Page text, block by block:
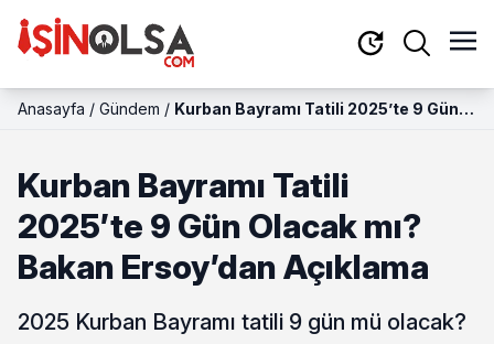
Anasayfa / Gündem / Kurban Bayramı Tatili 2025’te 9 Gün
Kurban Bayramı Tatili
2025’te 9 Gün Olacak mı?
Bakan Ersoy’dan Açıklama
2025 Kurban Bayramı tatili 9 gün mü olacak?